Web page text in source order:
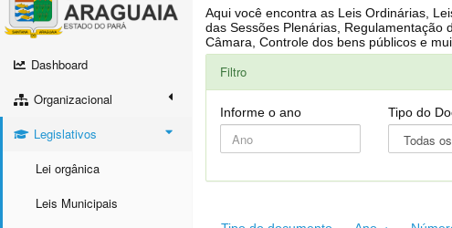
Dashboard
Organizacional
Legislativos
Lei orgânica
Leis Municipais
Aqui você encontra as Leis Ordinárias, Leis Complementares, Portarias, Decretos, Atas, PPA, LDO, LOA, RREO, Resoluções, RGF, Lei Orgânica, Regimento Interno,
das Sessões Plenárias, Regulamentação da LAI, Atos de Julgamento do Governo, Agenda Externa do presidente, Relatório do Controle Interno, Projetos em tramitação na
Filtro
Informe o ano Tipo do